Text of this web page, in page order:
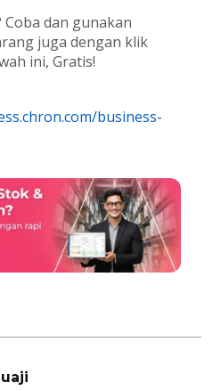
Coba dan gunakan
juga dengan klik
ini, Gratis!
business-